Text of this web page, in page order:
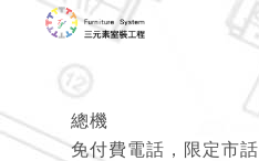
總機
免付費電話，限定市話